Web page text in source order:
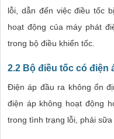
lỗi, dẫn đến việc điều tốc
hoạt động của máy phát
trong bộ điều khiển tốc.
2.2 Bộ điều tốc có điện
Điện áp đầu ra không ổn
điện áp không hoạt động
trong tình trạng lỗi, phải